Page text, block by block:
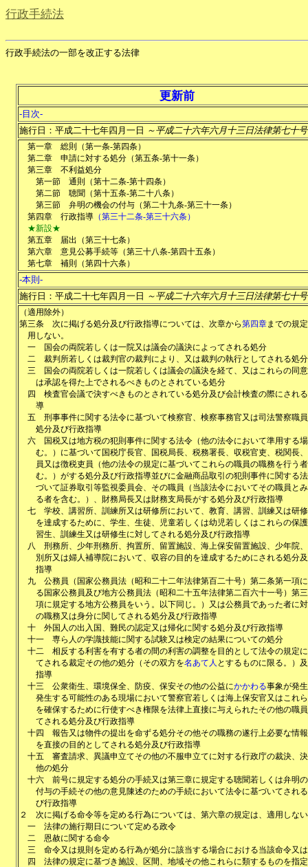
行政手続法
行政手続法の一部を改正する法律
更新前
-目次-
施行日：平成二十七年四月一日 ～平成二十六年六月十三日法律第七十
第一章 総則 （第一条-第四条 ）
第二章
申請に対する処分（第五条-第十一条 ）
第三章
不利益処分
第一節
通則 （第十二条-第十四条 ）
第二節
聴聞 （第十五条-第二十八条 ）
第三節
弁明の機会の付与（第二十九条-第三十一条 ）
第四章
行政指導（第三十二条-第三十六条 ）
★新設★
第五章
届出 （第三十七条 ）
第六章
意見公募手続等（第三十八条-第四十五条 ）
第七章
補則 （第四十六条 ）
-本則-
施行日：平成二十七年四月一日 ～平成二十六年六月十三日法律第七十
（適用除外）
第三条
次に掲げる処分及び行政指導については、次章から第四章までの規
用しない。
一
国会の両院若しくは一院又は議会の議決によってされる処分
二
裁判所若しくは裁判官の裁判により、又は裁判の執行としてされる処分
三
国会の両院若しくは一院若しくは議会の議決を経て、又はこれらの同
は承認を得た上でされるべきものとされている処分
四
検査官会議で決すべきものとされている処分及び会計検査の際にされ
導
五
刑事事件に関する法令に基づいて検察官、検察事務官又は司法警察職
処分及び行政指導
六
国税又は地方税の犯則事件に関する法令（他の法令において準用する
む。）に基づいて国税庁長官、国税局長、税務署長、収税官吏、税関長
員又は徴税吏員（他の法令の規定に基づいてこれらの職員の職務を行う
む。）がする処分及び行政指導並びに金融商品取引の犯則事件に関する
づいて証券取引等監視委員会、その職員（当該法令においてその職員と
る者を含む。）、財務局長又は財務支局長がする処分及び行政指導
七
学校、講習所、訓練所又は研修所において、教育、講習、訓練又は研
を達成するために、学生、生徒、児童若しくは幼児若しくはこれらの保
習生、訓練生又は研修生に対してされる処分及び行政指導
八
刑務所、少年刑務所、拘置所、留置施設、海上保安留置施設、少年院
別所又は婦人補導院において、収容の目的を達成するためにされる処分
指導
九
公務員（国家公務員法（昭和二十二年法律第百二十号）第二条第一項
る国家公務員及び地方公務員法（昭和二十五年法律第二百六十一号）第
項に規定する地方公務員をいう。以下同じ。）又は公務員であった者に
の職務又は身分に関してされる処分及び行政指導
十
外国人の出入国、難民の認定又は帰化に関する処分及び行政指導
十一
専ら人の学識技能に関する試験又は検定の結果についての処分
十二
相反する利害を有する者の間の利害の調整を目的として法令の規定
てされる裁定その他の処分（その双方を名あて人 とするものに限る。）
指導
十三
公衆衛生、環境保全、防疫、保安その他の公益にかかわる事象が発
発生する可能性のある現場において警察官若しくは海上保安官又はこれ
を確保するために行使すべき権限を法律上直接に与えられたその他の職
てされる処分及び行政指導
十四
報告又は物件の提出を命ずる処分その他その職務の遂行上必要な情
を直接の目的としてされる処分及び行政指導
十五
審査請求、異議申立てその他の不服申立てに対する行政庁の裁決、
他の処分
十六
前号に規定する処分の手続又は第三章に規定する聴聞若しくは弁明
付与の手続その他の意見陳述のための手続において法令に基づいてされ
び行政指導
２
次に掲げる命令等を定める行為については、第六章の規定は、適用しな
一
法律の施行期日について定める政令
二
恩赦に関する命令
三
命令又は規則を定める行為が処分に該当する場合における当該命令又
四
法律の規定に基づき施設、区間、地域その他これらに類するものを指